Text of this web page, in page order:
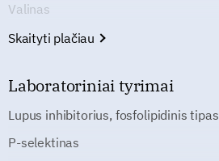
Valinas
Skaityti plačiau
Laboratoriniai tyrimai
Lupus inhibitorius, fosfolipidinis tipas
P-selektinas